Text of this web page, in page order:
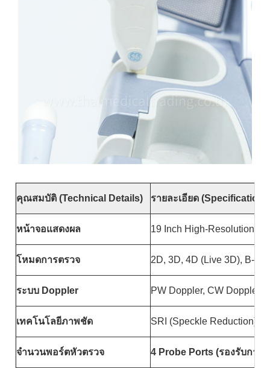
คุณสมบัติ (Technical Details) รายละเอียด
หน้าจอแสดงผล 19 Inch High-Resolution
โหมดการตรวจ 2D, 3D, 4D (Live 3D), B-
ระบบ Doppler PW Doppler, CW Doppler,
เทคโนโลยีภาพชัด SRI (Speckle Reduction),
จำนวนพอร์ตหัวตรวจ 4 Probe Ports (รองรับการ